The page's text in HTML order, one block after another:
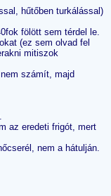
hűtőben turkálással)
fölött sem térdel le.
(ez sem olvad fel
mitiszok
számít, majd
az eredeti frigót, mert
nem a hátulján.